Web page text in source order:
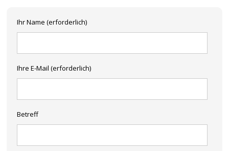
Ihr Name (erforderlich)
Ihre E-Mail (erforderlich)
Betreff